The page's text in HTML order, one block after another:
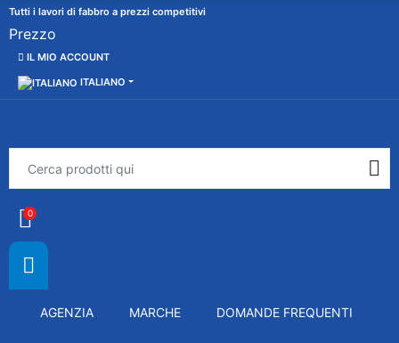
Tutti i lavori di fabbro a prezzi competitivi
Prezzo
IL MIO ACCOUNT
ITALIANO
0
AGENZIA MARCHE DOMANDE FREQUENTI